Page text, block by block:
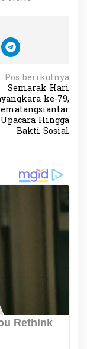
Pos berikutnya
Semarak Hari
ke-79,
Hingga
Bakti Sosial